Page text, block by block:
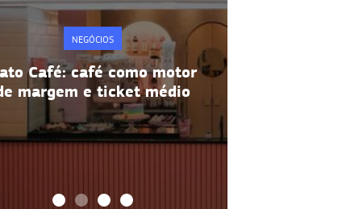
NEGÓCIOS
Metodologia 5S: disciplina e
produtividade na prática